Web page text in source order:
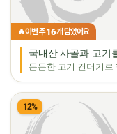
🔥이번 주16개 담았어요
국내산 사골과 고기
든든한 고기 건더기로
12%